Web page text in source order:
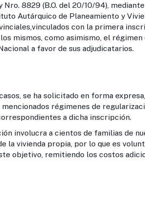
8829 (B.O. del 20/10/94),
Autárquico de Planeamiento y
con la primera
mismos, como asimismo, el
a favor de sus adjudicatarios.
se ha solicitado en forma expresa,
mencionados régimenes de
a dicha inscripción.
a cientos de familias de
la vivienda propia, por lo que es
objetivo, remitiendo los costos